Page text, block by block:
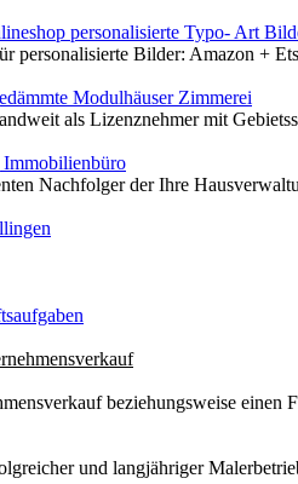
personalisierte Typo- Art
personalisierte Bilder: Amazon +
Modulhäuser Zimmerei
als Lizenznehmer mit
Immobilienbüro
Nachfolger der Ihre
beziehungsweise einen
und langjähriger